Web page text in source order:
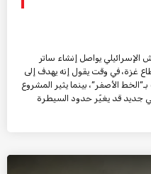
يواصل إنشاء ساتر
داخل قطاع غزة، في وقت يقول إنه يهدف إلى
الأصفر”، بينما يثير المشروع
جديد قد يغيّر حدود السيطرة